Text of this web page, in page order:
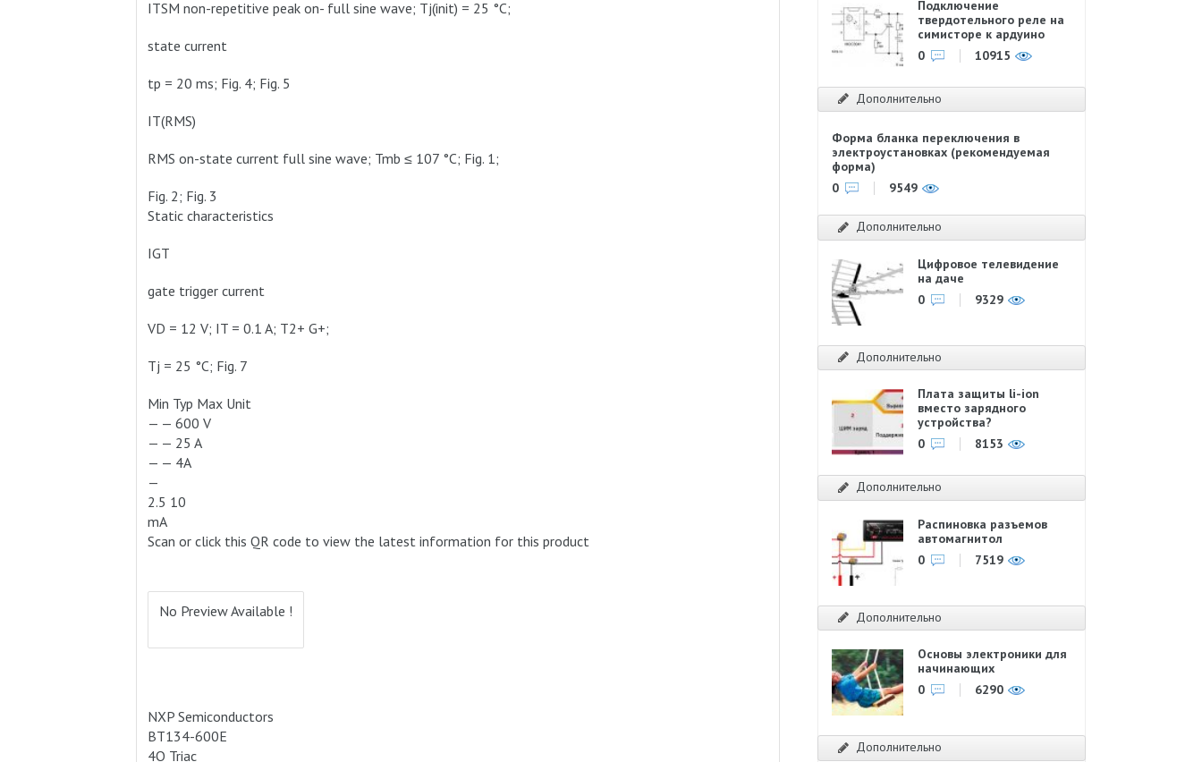
ITSM non-repetitive peak on- full sine wave; Tj(init) = 25 °C;
state current
tp = 20 ms; Fig. 4; Fig. 5
IT(RMS)
RMS on-state current full sine wave; Tmb ≤ 107 °C; Fig. 1;
Fig. 2; Fig. 3
Static characteristics
IGT
gate trigger current
VD = 12 V; IT = 0.1 A; T2+ G+;
Tj = 25 °C; Fig. 7
Min Typ Max Unit
— — 600 V
— — 25 A
— — 4A
—
2.5 10
mA
Scan or click this QR code to view the latest information for this product
No Preview Available !
NXP Semiconductors
BT134-600E
4Q Triac
Подключение
твердотельного реле на
симисторе к ардуино
0
10915
Дополнительно
Форма бланка переключения в
электроустановках (рекомендуемая
форма)
0
9549
Дополнительно
Цифровое телевидение
на даче
0
9329
Дополнительно
Плата защиты li-ion
вместо зарядного
устройства?
0
8153
Дополнительно
Распиновка разъемов
автомагнитол
0
7519
Дополнительно
Основы электроники для
начинающих
0
6290
Дополнительно